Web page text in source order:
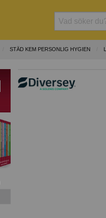
STÄD KEM PERSONLIG HYGIEN